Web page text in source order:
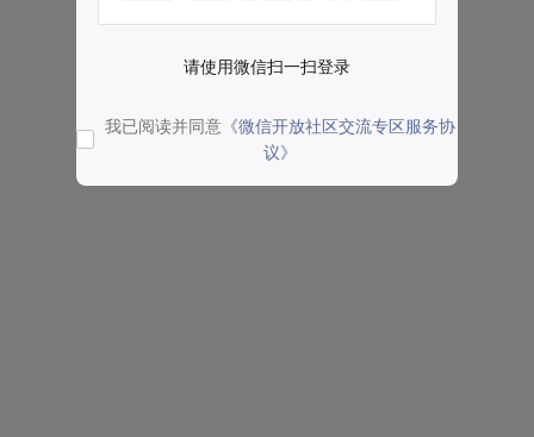
请使用微信扫一扫登录
我已阅读并同意 《微信开放社区交流专区服务协
议》